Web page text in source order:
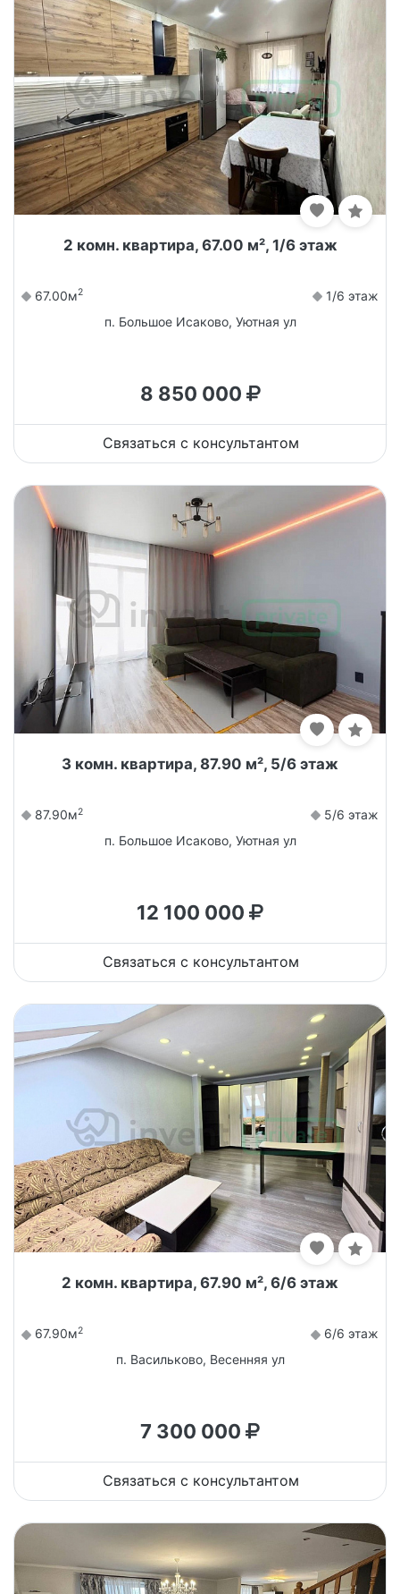
2 комн. квартира, 67.00 м², 1/6 этаж
67.00м2
1/6 этаж
п. Большое Исаково, Уютная ул
8 850 000
Связаться с консультантом
3 комн. квартира, 87.90 м², 5/6 этаж
87.90м2
5/6 этаж
п. Большое Исаково, Уютная ул
12 100 000
Связаться с консультантом
2 комн. квартира, 67.90 м², 6/6 этаж
67.90м2
6/6 этаж
п. Васильково, Весенняя ул
7 300 000
Связаться с консультантом